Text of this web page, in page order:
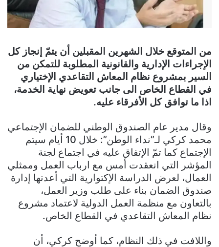
من المتوقع خلال الشهرين المقبلين أن يتمّ إنجاز كل
الإجراءات الإدارية والقانونية المطلوبة للتمكن من
السير بمشروع نظام المعاش التقاعدي الإختياري
في القطاع الخاص الى جانب تعويض نهاية الخدمة،
اذا ما توافق كل الأفرقاء عليه.
وقال مدير عام الصندوق الوطني للضمان الإجتماعي
محمد كركي لـ”نداء الوطن”: خلال 10 أيام سيتم
الإجتماع كما تمّ الإتفاق عليه في اجتماع لجنة
المؤشر التي انعقدت أمس مع ارباب العمل وممثلي
العمال، لعرض الدراسة الإكتوارية التي أعدتها إدارة
صندوق الضمان بناء على طلب وزير العمل،
بالتعاون مع منظمة العمل الدولية لاعتماد مشروع
نظام المعاش التقاعدي في القطاع الخاص.
واللافت في ذلك النظام، كما أوضح كركي، أن